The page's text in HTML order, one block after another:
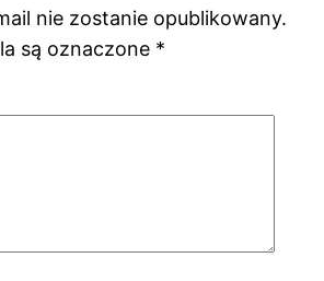
nie zostanie opublikowany.
są oznaczone *